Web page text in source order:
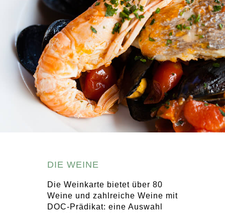
DIE WEINE
Die Weinkarte bietet über 80
Weine und zahlreiche Weine mit
DOC-Prädikat: eine Auswahl